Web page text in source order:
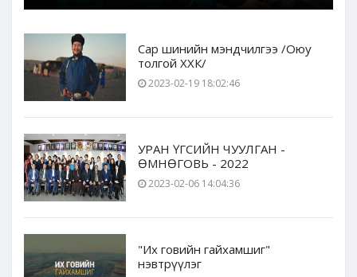
Сар шинийн мэндчилгээ /Оюу
толгой ХХК/
2023-02-19 18:02:46
УРАН ҮГСИЙН ЧУУЛГАН -
ӨМНӨГОВЬ - 2022
2023-02-06 14:04:36
"Их говийн гайхамшиг"
нэвтрүүлэг